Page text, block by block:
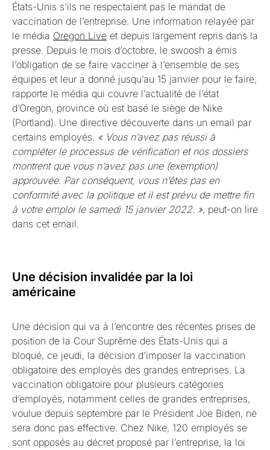
États-Unis s’ils ne respectaient pas le mandat de
vaccination de l’entreprise. Une information relayée par
le média Oregon Live et depuis largement repris dans la
presse. Depuis le mois d’octobre, le swoosh a émis
l’obligation de se faire vacciner à l’ensemble de ses
équipes et leur a donné jusqu’au 15 janvier pour le faire,
rapporte le média qui couvre l’actualité de l’état
d’Oregon, province où est basé le siège de Nike
(Portland). Une directive découverte dans un email par
certains employés. « Vous n’avez pas réussi à
compléter le processus de vérification et nos dossiers
montrent que vous n’avez pas une (exemption)
approuvée. Par conséquent, vous n’êtes pas en
conformité avec la politique et il est prévu de mettre fin
à votre emploi le samedi 15 janvier 2022. », peut-on lire
dans cet email.
Une décision invalidée par la loi
américaine
Une décision qui va à l’encontre des récentes prises de
position de la Cour Suprême des États-Unis qui a
bloqué, ce jeudi, la décision d’imposer la vaccination
obligatoire des employés des grandes entreprises. La
vaccination obligatoire pour plusieurs catégories
d’employés, notamment celles de grandes entreprises,
voulue depuis septembre par le Président Joe Biden, ne
sera donc pas effective. Chez Nike, 120 employés se
sont opposés au décret proposé par l’entreprise, la loi